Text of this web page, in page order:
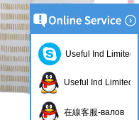
Useful Ind Limited
Useful Ind Limited
在線客服-валов